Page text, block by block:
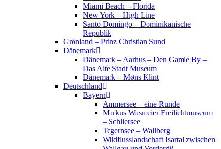
Miami Beach – Florida
New York – High Line
Santo Domingo – Dominikanische
Republik
Grönland – Prinz Christian Sund
Dänemark
Dänemark – Aarhus – Den Gamle By –
Das Alte Stadt Museum
Dänemark – Møns Klint
Deutschland
Bayern
Ammersee – eine Runde
Markus Wasmeier Freilichtmuseum
– Schliersee
Tegernsee – Wallberg
Wildflusslandschaft Isartal zwischen